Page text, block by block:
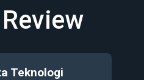
Teknologi